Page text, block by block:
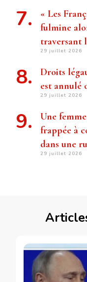
« Les
fulmine
traversant
29 juillet 2026
Droits
est annulé
29 juillet 2026
Une
frappée à
dans une
29 juillet 2026